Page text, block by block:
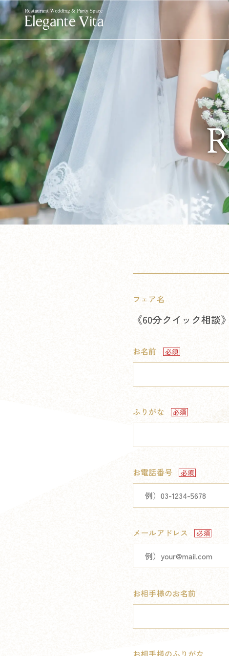
フェア名
《60分クイック相談
お名前
ふりがな
お電話番号
メールアドレス
お相手様のお名前
お相手様のふりがな